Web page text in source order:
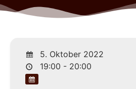
5. Oktober 2022
19:00 - 20:00